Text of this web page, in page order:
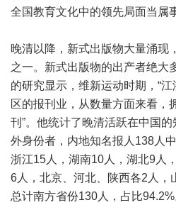
全国教育文化中的领先局面当属
晚清以降，新式出版物大量涌现
之一。新式出版物的出产者绝大
的研究显示，维新运动时期，“
区的报刊业，从数量方面来看，
刊”。他统计了晚清活跃在中国
外身份者，内地知名报人138人
浙江15人，湖南10人，湖北9人
6人，北京、河北、陕西各2人，
总计南方省份130人，占比